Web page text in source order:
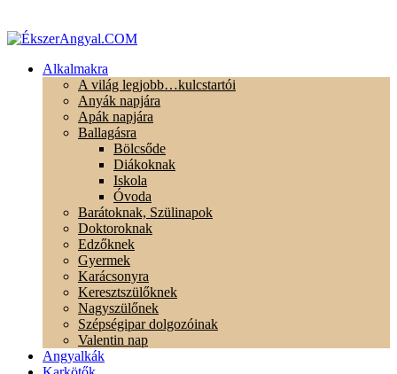
Alkalmakra
A világ legjobb…kulcstartói
Anyák napjára
Apák napjára
Ballagásra
Bölcsőde
Diákoknak
Iskola
Óvoda
Barátoknak, Szülinapok
Doktoroknak
Edzőknek
Gyermek
Karácsonyra
Keresztszülőknek
Nagyszülőnek
Szépségipar dolgozóinak
Valentin nap
Angyalkák